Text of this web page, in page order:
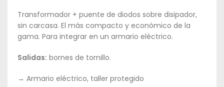
Transformador + puente de diodos sobre disipador,
sin carcasa. El más compacto y económico de la
gama. Para integrar en un armario eléctrico.
Salidas: bornes de tornillo.
→ Armario eléctrico, taller protegido